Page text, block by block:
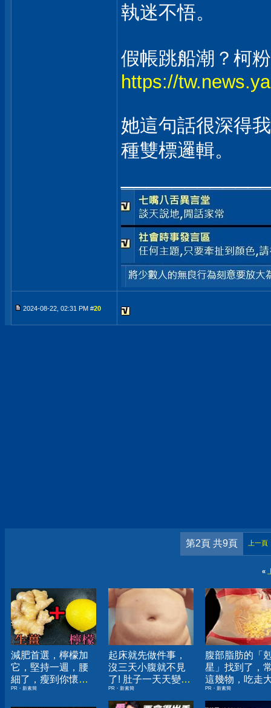
執迷不悟。
假帳跳船潮？柯
https://
她這句話很深得
種雙標邏輯。
2024-08-22, 02:31 PM #20
第2頁 共9頁 上一頁
«
減肥首選，檸檬加
它，堅持一週，腰
細了，瘦到你懷疑
人生
PR・新素簡
起床就先做件事，
沒三天小腹就不見
了! 肚子一天天變
小！
PR・新素簡
腹部脂肪的「
星」找到了，
這幾物，吃走
囊，瘦出小蠻
PR・新素簡